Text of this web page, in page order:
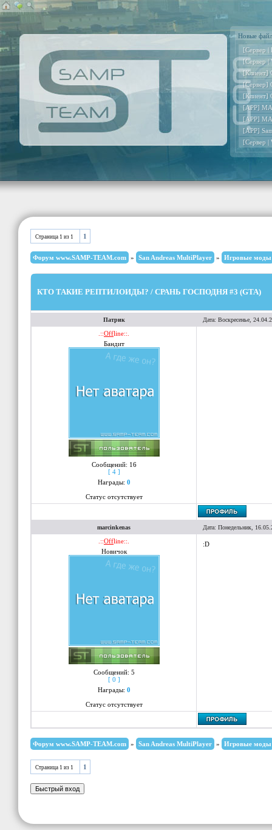
Новые
[Сервер |
[Сервер |
[Клиент]
[Сервер]
[Клиент]
[APP]
[APP]
[APP]
[Сервер |
Страница 1 из 1 1
Форум www.SAMP-TEAM.com » San Andreas MultiPlayer » Игровые моды
КТО ТАКИЕ РЕПТИЛОИДЫ? / СРАНЬ ГОСПОДНЯ #3 (GTA)
Патрик Дата: Воскресенье,
.::Offline::.
Бандит
Сообщений: 16
[ 4 ]
Награды: 0
Статус отсутствует
marcinkenas Дата: Понедельник,
.::Offline::.
Новичок
Сообщений: 5
[ 0 ]
Награды: 0
Статус отсутствует
:D
Форум www.SAMP-TEAM.com » San Andreas MultiPlayer » Игровые моды
Страница 1 из 1 1